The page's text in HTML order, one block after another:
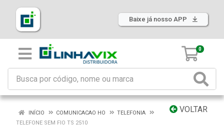
Baixe já nosso APP
0
VOLTAR
INÍCIO COMUNICACAO HO
TELEFONIA
TELEFONE SEM FIO TS 2510